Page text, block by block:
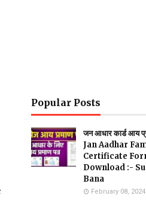
Popular Posts
जन आधार कार्ड आय
Jan Aadhar
Certificate
Download :-
Bana
February 08, 2024